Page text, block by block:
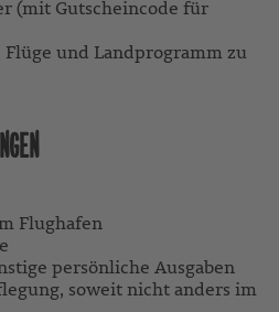
(mit Gutscheincode für
und Landprogramm zu
Flughafen
persönliche Ausgaben
soweit nicht anders im